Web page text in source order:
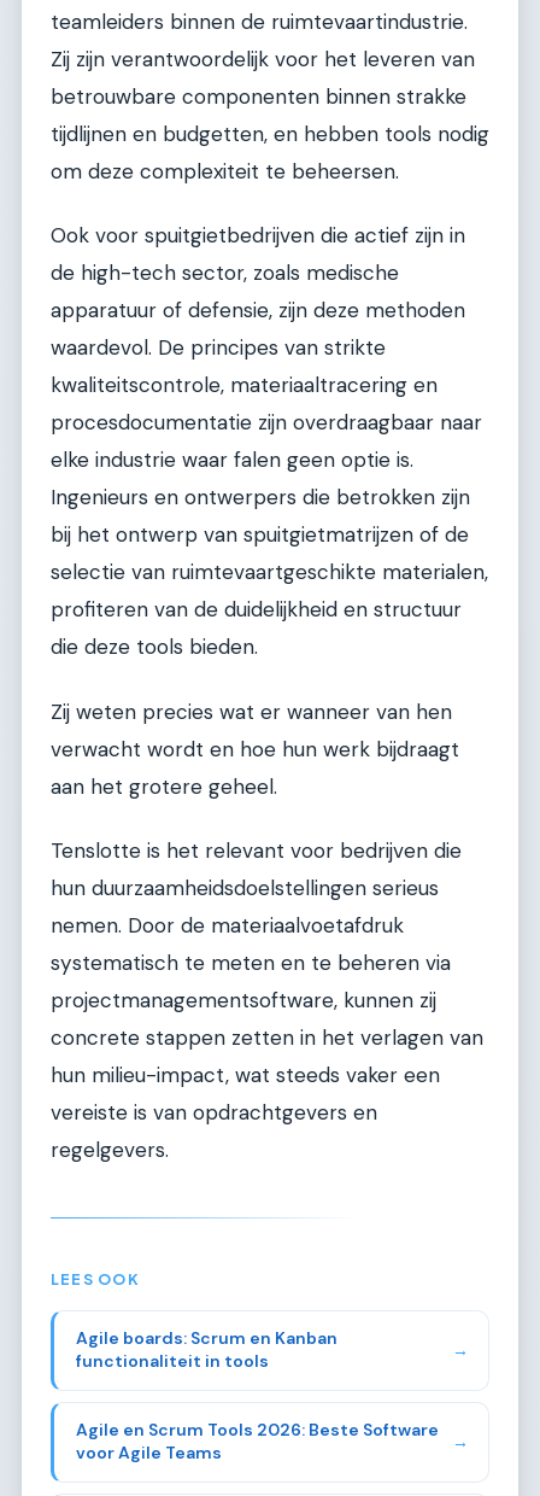
teamleiders binnen de ruimtevaartindustrie.
Zij zijn verantwoordelijk voor het leveren van
betrouwbare componenten binnen strakke
tijdlijnen en budgetten, en hebben tools nodig
om deze complexiteit te beheersen.
Ook voor spuitgietbedrijven die actief zijn in
de high-tech sector, zoals medische
apparatuur of defensie, zijn deze methoden
waardevol. De principes van strikte
kwaliteitscontrole, materiaaltracering en
procesdocumentatie zijn overdraagbaar naar
elke industrie waar falen geen optie is.
Ingenieurs en ontwerpers die betrokken zijn
bij het ontwerp van spuitgietmatrijzen of de
selectie van ruimtevaartgeschikte materialen,
profiteren van de duidelijkheid en structuur
die deze tools bieden.
Zij weten precies wat er wanneer van hen
verwacht wordt en hoe hun werk bijdraagt
aan het grotere geheel.
Tenslotte is het relevant voor bedrijven die
hun duurzaamheidsdoelstellingen serieus
nemen. Door de materiaalvoetafdruk
systematisch te meten en te beheren via
projectmanagementsoftware, kunnen zij
concrete stappen zetten in het verlagen van
hun milieu-impact, wat steeds vaker een
vereiste is van opdrachtgevers en
regelgevers.
LEES OOK
Agile boards: Scrum en Kanban
functionaliteit in tools
→
Agile en Scrum Tools 2026: Beste Software
voor Agile Teams
→